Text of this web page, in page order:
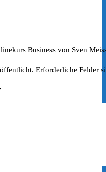
Business von Sven
Erforderliche Felder